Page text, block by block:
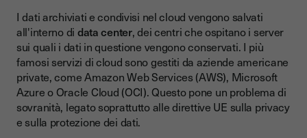
I dati archiviati e condivisi nel cloud vengono salvati
all'interno di data center, dei centri che ospitano i server
sui quali i dati in questione vengono conservati. I più
famosi servizi di cloud sono gestiti da aziende americane
private, come Amazon Web Services (AWS), Microsoft
Azure o Oracle Cloud (OCI). Questo pone un problema di
sovranità, legato soprattutto alle direttive UE sulla privacy
e sulla protezione dei dati.